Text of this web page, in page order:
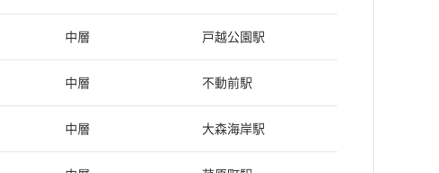
中層 戸越公園駅
中層 不動前駅
中層 大森海岸駅